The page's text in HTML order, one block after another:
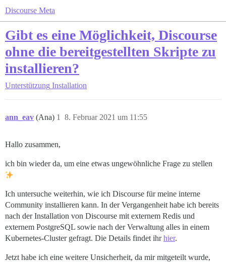
Discourse Meta
Gibt es eine Möglichkeit, Discourse
ohne die bereitgestellten Skripte zu
installieren?
Unterstützung Installation
ann_eav (Ana) 8. Februar 2021 um 11:55
1
Hallo zusammen,
ich bin wieder da, um eine etwas ungewöhnliche Frage zu stellen
Ich untersuche weiterhin, wie ich Discourse für meine interne
Community installieren kann. In der Vergangenheit habe ich bereits
nach der Installation von Discourse mit externem Redis und
externem PostgreSQL sowie nach der Verwaltung alles in einem
Kubernetes-Cluster gefragt. Die Details findet ihrhier.
Jetzt habe ich eine weitere Unsicherheit, da mir mitgeteilt wurde,